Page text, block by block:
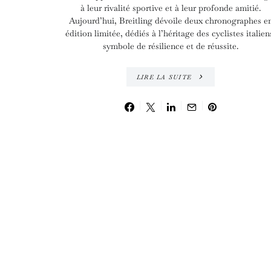
à leur rivalité sportive et à leur profonde amitié.
Aujourd’hui, Breitling dévoile deux chronographes
édition limitée, dédiés à l’héritage des cyclistes
symbole de résilience et de réussite.
LIRE LA SUITE